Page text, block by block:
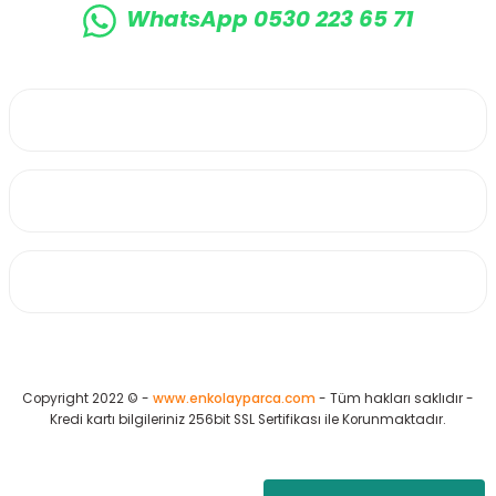
WhatsApp 0530 223 65 71
Copyright 2022 © - www.enkolayparca.com - Tüm hakları saklıdır -
Kredi kartı bilgileriniz 256bit SSL Sertifikası ile Korunmaktadır.